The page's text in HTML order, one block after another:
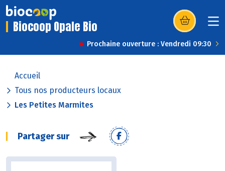
Biocoop Opale Bio (s’ouvre dans
Prochaine ouverture : Vendredi 09:30
Accueil
Tous nos producteurs locaux
Les Petites Marmites
Partager sur